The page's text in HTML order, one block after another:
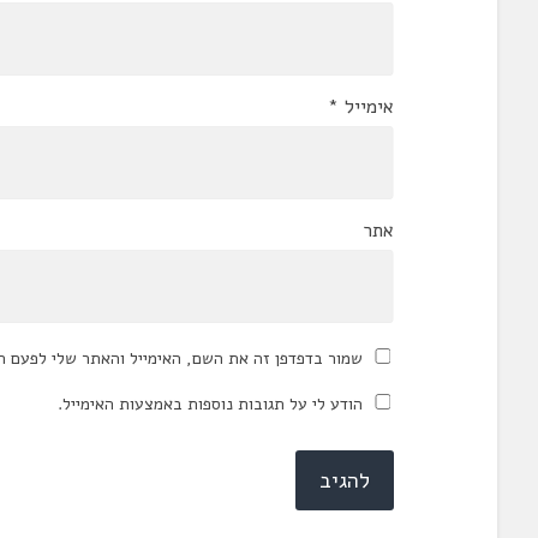
אימייל *
אתר
שמור בדפדפן זה את השם, האימייל והאתר שלי לפעם
הודע לי על תגובות נוספות באמצעות האימייל.